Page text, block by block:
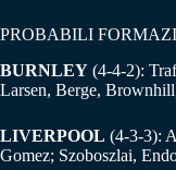
PROBABILI
BURNLEY (4-4-2):
Larsen, Berge,
LIVERPOOL (4-3-3):
Gomez; Szoboszlai,